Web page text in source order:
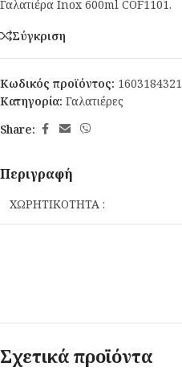
Γαλατιέρα Inox 600ml COF1101.
Σύγκριση
Κωδικός προϊόντος: 1603184321
Κατηγορία: Γαλατιέρες
Share:
Περιγραφή
ΧΩΡΗΤΙΚΟΤΗΤΑ :
Σχετικά προϊόντα